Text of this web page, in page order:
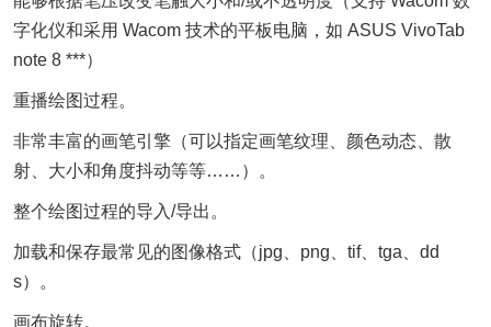
字化仪和采用 Wacom 技术的平板电脑，如 ASUS VivoTab
note 8 ***）
重播绘图过程。
非常丰富的画笔引擎（可以指定画笔纹理、颜色动态、散
射、大小和角度抖动等等……）。
整个绘图过程的导入/导出。
加载和保存最常见的图像格式（jpg、png、tif、tga、dd
s）。
画布旋转。